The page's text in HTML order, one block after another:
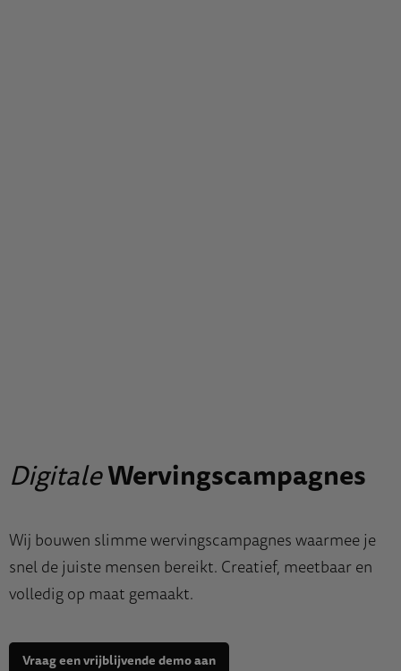
DigitaleWervingscampagnes
Wij bouwen slimme wervingscampagnes waarmee je
snel de juiste mensen bereikt. Creatief, meetbaar en
volledig op maat gemaakt.
Vraag een vrijblijvende demo aan